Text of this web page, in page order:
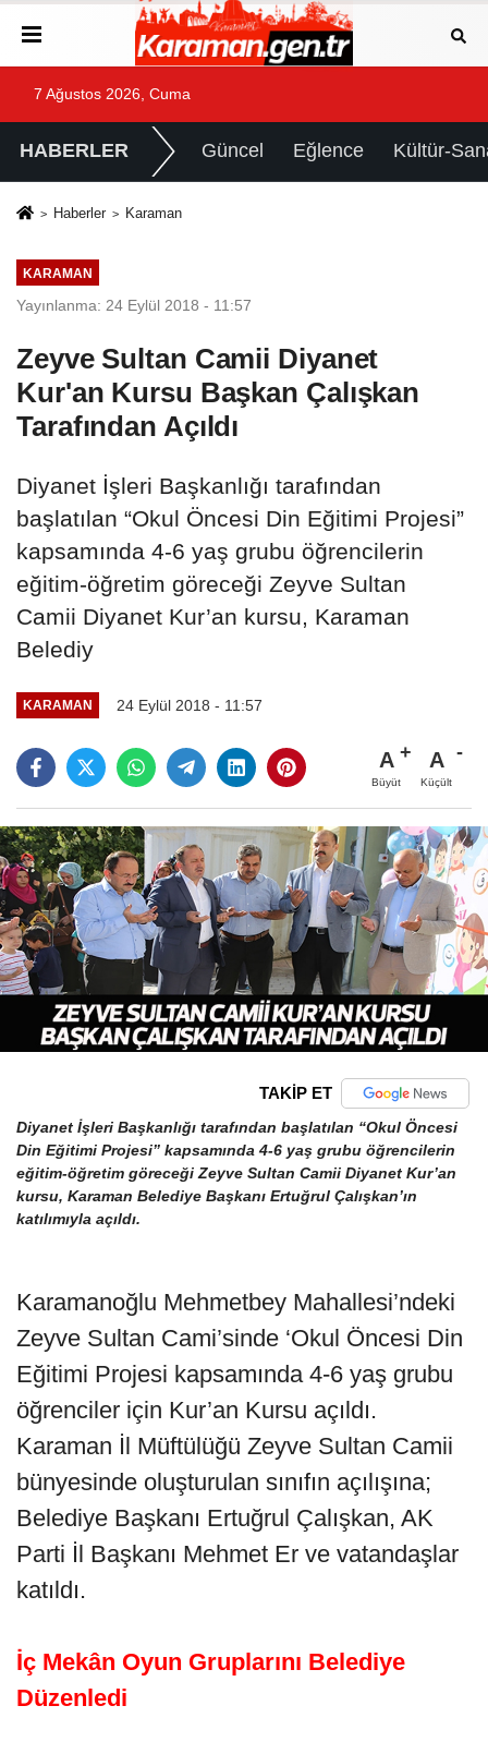
7 Ağustos 2026, Cuma
HABERLER Güncel Eğlence Kültür-
Haberler Karaman
KARAMAN
Yayınlanma: 24 Eylül 2018 - 11:57
Zeyve Sultan Camii Diyanet
Kur'an Kursu Başkan Çalışkan
Tarafından Açıldı
Diyanet İşleri Başkanlığı tarafından
başlatılan “Okul Öncesi Din Eğitimi Projesi”
kapsamında 4-6 yaş grubu öğrencilerin
eğitim-öğretim göreceği Zeyve Sultan
Camii Diyanet Kur’an kursu, Karaman
Belediy
KARAMAN 24 Eylül 2018 - 11:57
A
Büyüt
A
Küçült
TAKİP ET
Diyanet İşleri Başkanlığı tarafından başlatılan “Okul Öncesi
Din Eğitimi Projesi” kapsamında 4-6 yaş grubu öğrencilerin
eğitim-öğretim göreceği Zeyve Sultan Camii Diyanet Kur’an
kursu, Karaman Belediye Başkanı Ertuğrul Çalışkan’ın
katılımıyla açıldı.
Karamanoğlu Mehmetbey Mahallesi’ndeki
Zeyve Sultan Cami’sinde ‘Okul Öncesi Din
Eğitimi Projesi kapsamında 4-6 yaş grubu
öğrenciler için Kur’an Kursu açıldı.
Karaman İl Müftülüğü Zeyve Sultan Camii
bünyesinde oluşturulan sınıfın açılışına;
Belediye Başkanı Ertuğrul Çalışkan, AK
Parti İl Başkanı Mehmet Er ve vatandaşlar
katıldı.
İç Mekân Oyun Gruplarını Belediye
Düzenledi